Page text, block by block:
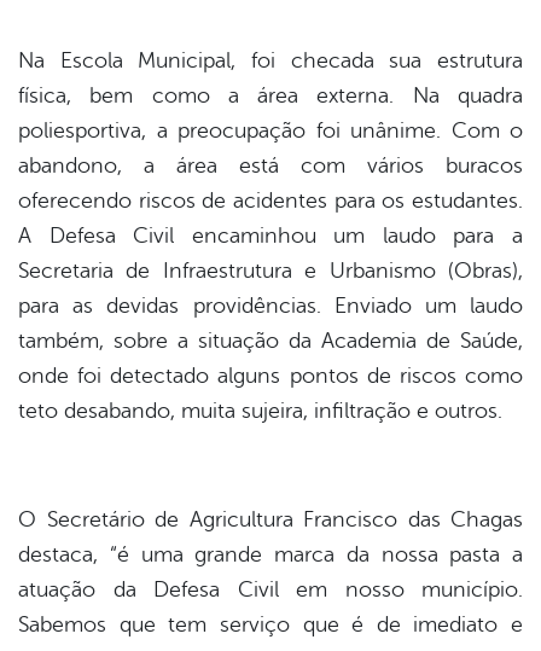
Na Escola Municipal, foi checada sua estrutura
física, bem como a área externa. Na quadra
poliesportiva, a preocupação foi unânime. Com o
abandono, a área está com vários buracos
oferecendo riscos de acidentes para os estudantes.
A Defesa Civil encaminhou um laudo para a
Secretaria de Infraestrutura e Urbanismo (Obras),
para as devidas providências. Enviado um laudo
também, sobre a situação da Academia de Saúde,
onde foi detectado alguns pontos de riscos como
teto desabando, muita sujeira, infiltração e outros.
O Secretário de Agricultura Francisco das Chagas
destaca, “é uma grande marca da nossa pasta a
atuação da Defesa Civil em nosso município.
Sabemos que tem serviço que é de imediato e